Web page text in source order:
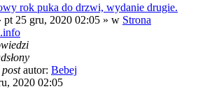
rok puka do drzwi, wydanie drugie.
pt 25 gru, 2020 02:05 » w Strona
autor: Bebej
2020 02:05